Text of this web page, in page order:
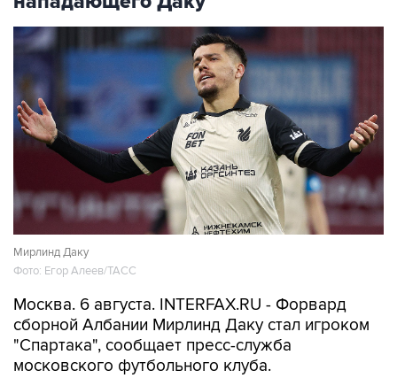
Мирлинд Даку
Фото: Егор Алеев/ТАСС
Москва. 6 августа. INTERFAX.RU - Форвард
сборной Албании Мирлинд Даку стал игроком
"Спартака", сообщает пресс-служба
московского футбольного клуба.